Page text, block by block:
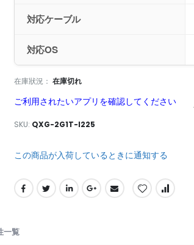
対応ケーブル
対応OS
在庫狀況： 在庫切れ
ご利用されたいアプリを確認してください
SKU QXG-2G1T-I225
この商品が入荷しているときに通知する
一覧